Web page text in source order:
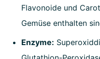
Flavonoide und
Gemüse enthalten
Enzyme: